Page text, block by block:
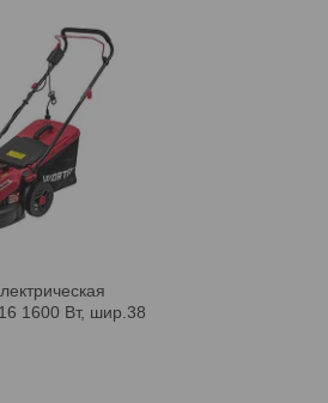
1600 Вт, шир.38